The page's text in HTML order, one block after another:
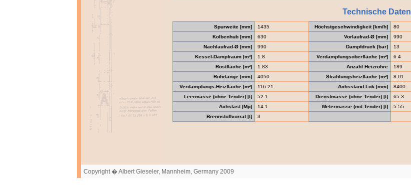
Technische Daten
Spurweite [mm] 1435 Höchstgeschwindigkeit [km/h] 80
Kolbenhub [mm]
630 Vorlaufrad-Ø [mm] 990
Nachlaufrad-Ø [mm]
990 Dampfdruck [bar] 13
Kessel-Dampfraum [m³]
1.8 Verdampfungsoberfläche [m²] 6.4
Rostfläche [m²]
1.83 Anzahl Heizrohre 189
Rohrlänge [mm]
4050 Strahlungsheizfläche [m²] 8.01
Verdampfungs-Heizfläche [m²]
116.21 Achsstand Lok [mm] 8400
Leermasse (ohne Tender] [t]
52.1 Dienstmasse (ohne Tender) [t] 65.3
Achslast [Mp]
14.1 Metermasse (mit Tender) [t] 5.55
Brennstoffvorrat [t]
3
Copyright � Albert Gieseler, Mannheim, Germany 2009